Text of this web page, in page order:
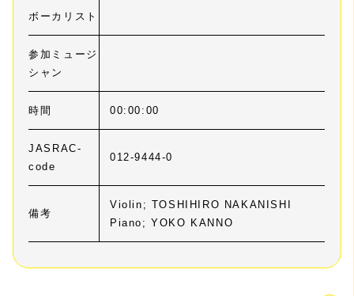
ボーカリスト
参加ミュージ
シャン
時間 00:00:00
JASRAC-
code
012-9444-0
備考
Violin; TOSHIHIRO NAKANISHI
Piano; YOKO KANNO